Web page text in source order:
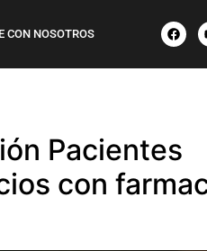
CON NOSOTROS
Pacientes
con